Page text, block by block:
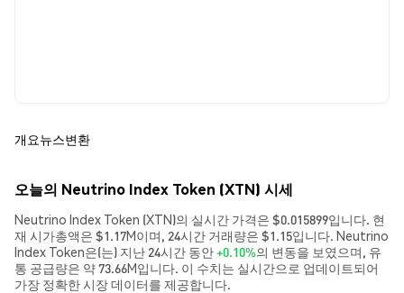
개요뉴스변환
오늘의 Neutrino Index Token (XTN) 시세
Neutrino Index Token (XTN)의 실시간 가격은 $0.015899입니다. 현
재 시가총액은 $1.17M이며, 24시간 거래량은 $1.15입니다. Neutrino
Index Token은(는) 지난 24시간 동안+0.10%의 변동을 보였으며, 유
통 공급량은 약 73.66M입니다. 이 수치는 실시간으로 업데이트되어
가장 정확한 시장 데이터를 제공합니다.